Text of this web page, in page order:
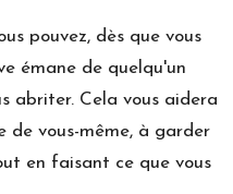
pouvez, dès que vous
émane de quelqu'un
abriter. Cela vous aidera
de vous-même, à garder
en faisant ce que vous